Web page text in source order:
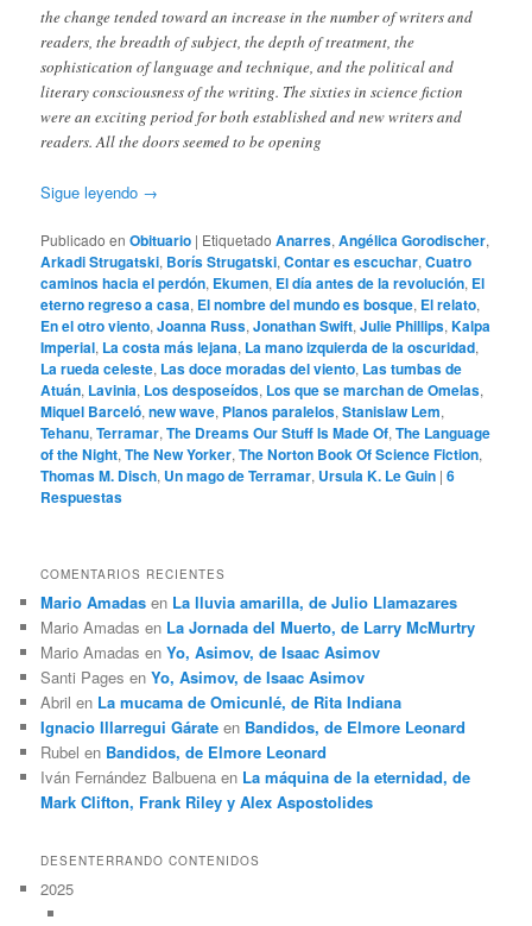
the change tended toward an increase in the number of writers and
readers, the breadth of subject, the depth of treatment, the
sophistication of language and technique, and the political and
literary consciousness of the writing. The sixties in science fiction
were an exciting period for both established and new writers and
readers. All the doors seemed to be opening
Sigue leyendo →
Publicado en Obituario | Etiquetado Anarres,Angélica Gorodischer,
Arkadi Strugatski, Borís Strugatski,Contar es escuchar,Cuatro
caminos hacia el perdón, Ekumen, El día antes de la revolución, El
eterno regreso a casa, El nombre del mundo es bosque, El relato,
En el otro viento,Joanna Russ,Jonathan Swift,Julie Phillips,Kalpa
Imperial, La costa más lejana, La mano izquierda de la oscuridad,
La rueda celeste, Las doce moradas del viento, Las tumbas de
Atuán, Lavinia, Los desposeídos, Los que se marchan de Omelas,
Miquel Barceló,new wave, Planos paralelos,Stanislaw Lem,
Tehanu,Terramar,The Dreams Our Stuff Is Made Of,The Language
of the Night,The New Yorker,The Norton Book Of Science Fiction,
Thomas M. Disch, Un mago de Terramar, Ursula K. Le Guin |6
Respuestas
COMENTARIOS RECIENTES
Mario Amadas en La lluvia amarilla, de Julio Llamazares
Mario Amadas en La Jornada del Muerto, de Larry McMurtry
Mario Amadas enYo, Asimov, de Isaac Asimov
Santi Pages enYo, Asimov, de Isaac Asimov
Abril en La mucama de Omicunlé, de Rita Indiana
Ignacio Illarregui Gárate en Bandidos, de Elmore Leonard
Rubel en Bandidos, de Elmore Leonard
Iván Fernández Balbuena en La máquina de la eternidad, de
Mark Clifton, Frank Riley y Alex Aspostolides
DESENTERRANDO CONTENIDOS
2025